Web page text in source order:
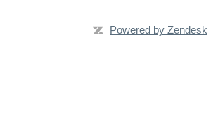
Powered by Zendesk